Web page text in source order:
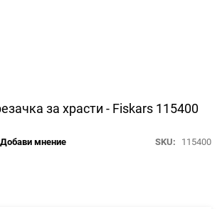
за храсти - Fiskars 115400
Добави мнение SKU 115400